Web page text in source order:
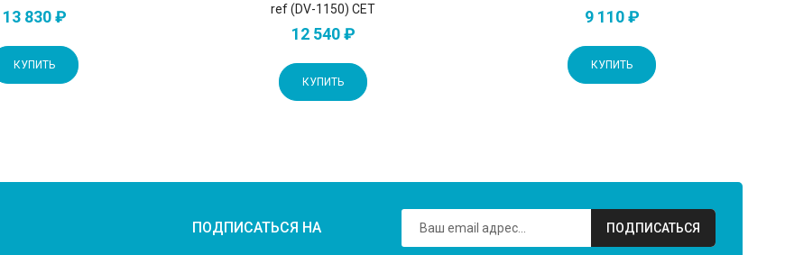
13 830 ₽
КУПИТЬ
ref (DV-1150) CET
12 540 ₽
КУПИТЬ
9 110 ₽
КУПИТЬ
ПОДПИСАТЬСЯ НА ПОДПИСАТЬСЯ